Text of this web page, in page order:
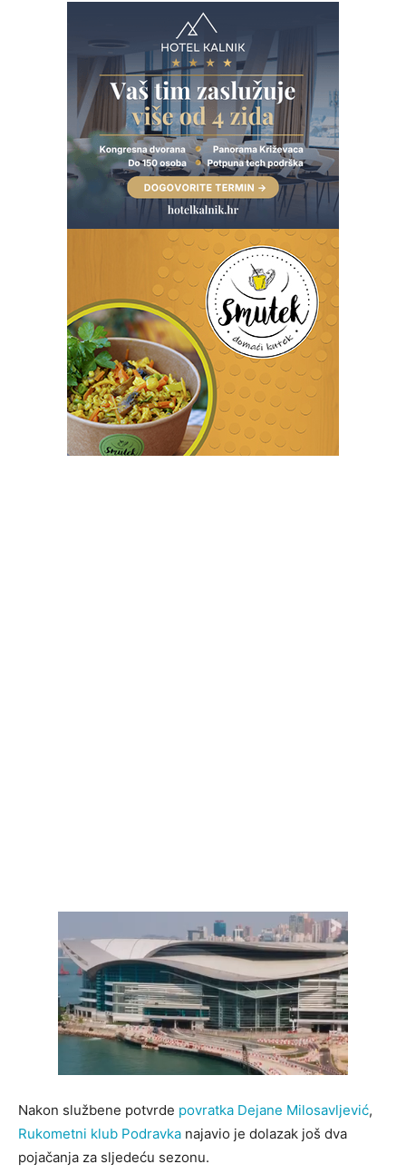
Nakon službene potvrde povratka Dejane Milosavljević,
Rukometni klub Podravka najavio je dolazak još dva
pojačanja za sljedeću sezonu.